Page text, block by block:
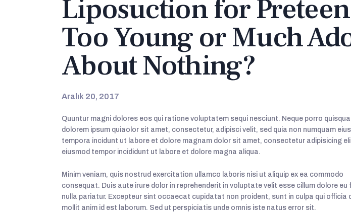
Liposuction for
Too Young or Much
About Nothing?
Aralık 20, 2017
Quuntur magni dolores eos qui ratione voluptatem sequi nesciunt. Neque porro
dolorem ipsum quiaolor sit amet, consectetur, adipisci velit, sed quia non numquam
tempora incidunt ut labore et dolore magnam dolor sit amet, consectetur adipisicing
eiusmod tempor incididunt ut labore et dolore magna aliqua.
Minim veniam, quis nostrud exercitation ullamco laboris nisi ut aliquip ex ea commodo
consequat. Duis aute irure dolor in reprehenderit in voluptate velit esse cillum dolore eu
nulla pariatur. Excepteur sint occaecat cupidatat non proident, sunt in culpa qui officia
mollit anim id est laborum. Sed ut perspiciatis unde omnis iste natus error sit.